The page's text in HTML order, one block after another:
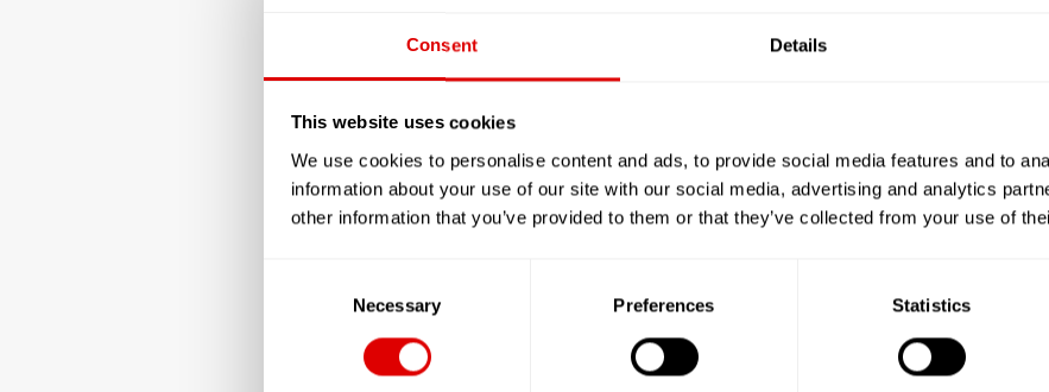
Consent Details
This website uses cookies
We use cookies to personalise content and ads, to provide social media features and to
information about your use of our site with our social media, advertising and analytics
other information that you’ve provided to them or that they’ve collected from your use of
Necessary Preferences Statistics
JE SOUHAITE TROUVER LA
RÉSIDENCE SÉNIOR QUI ME